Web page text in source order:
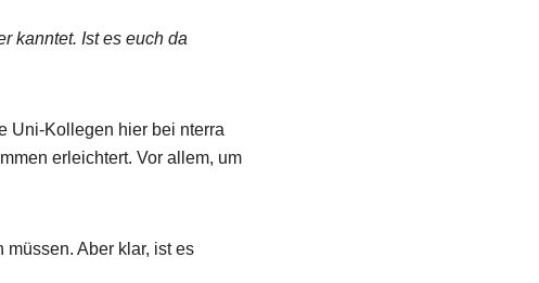
kanntet. Ist es euch da
Uni-Kollegen hier bei nterra
erleichtert. Vor allem, um
Aber klar, ist es